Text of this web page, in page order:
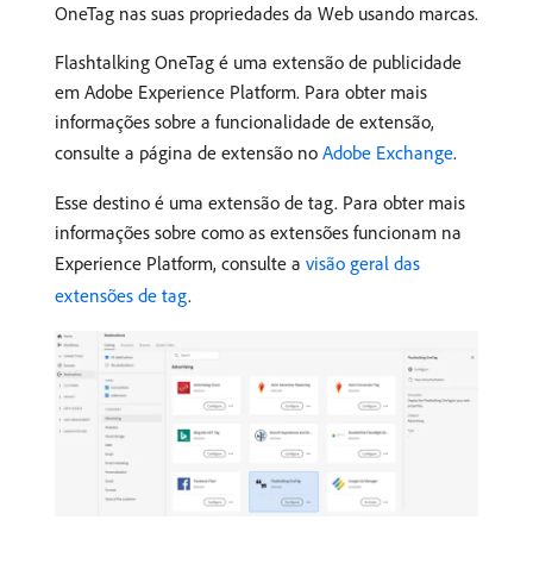
OneTag nas suas propriedades da Web usando marcas.
Flashtalking OneTag é uma extensão de publicidade
em Adobe Experience Platform. Para obter mais
informações sobre a funcionalidade de extensão,
consulte a página de extensão no Adobe Exchange.
Esse destino é uma extensão de tag. Para obter mais
informações sobre como as extensões funcionam na
Experience Platform, consulte a visão geral das
extensões de tag.